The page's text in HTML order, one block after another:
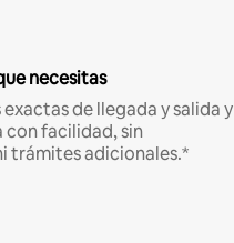
necesitas
exactas de llegada y salida y
con facilidad, sin
trámites adicionales.*